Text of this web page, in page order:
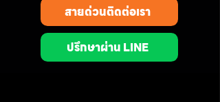
สายด่วนติดต่อเรา
ปรึกษาผ่าน LINE